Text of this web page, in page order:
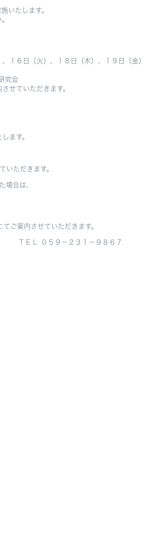
いたします。
１６日（火）、１８日（木）、１９日（金）
ライン研究会
ていただきます。
す。
だきます。
合は、
内させていただきます。
ＴＥＬ ０５９－２３１－９８６７